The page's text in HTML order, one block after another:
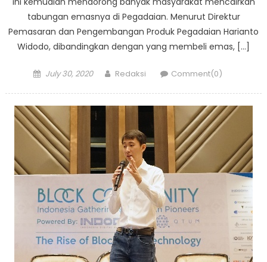
tabungan emasnya di Pegadaian. Menurut Direktur
Pemasaran dan Pengembangan Produk Pegadaian Harianto
Widodo, dibandingkan dengan yang membeli emas, […]
Posted
July 30, 2020 Author
Redaksi Comment(0)